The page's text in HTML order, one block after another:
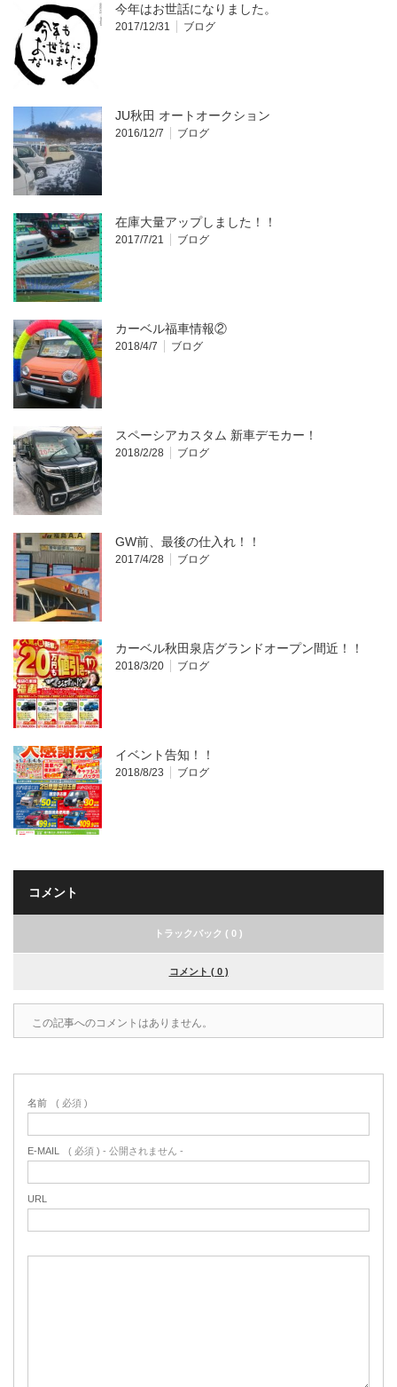
今年はお世話になりました。
2017/12/31 ブログ
JU秋田 オートオークション
2016/12/7 ブログ
在庫大量アップしました！！
2017/7/21 ブログ
カーベル福車情報②
2018/4/7 ブログ
スペーシアカスタム 新車デモカー！
2018/2/28 ブログ
GW前、最後の仕入れ！！
2017/4/28 ブログ
カーベル秋田泉店グランドオープン間近！！
2018/3/20 ブログ
イベント告知！！
2018/8/23 ブログ
コメント
トラックバック ( 0 )
コメント ( 0 )
この記事へのコメントはありません。
名前 ( 必須 )
E-MAIL ( 必須 ) - 公開されません -
URL